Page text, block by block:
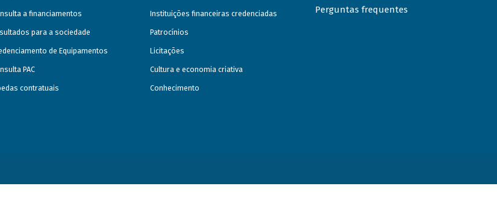
a financiamentos
para a sociedade
de Equipamentos
PAC
contratuais
Instituições financeiras credenciadas
Patrocínios
Licitações
Cultura e economia criativa
Conhecimento
Perguntas frequentes